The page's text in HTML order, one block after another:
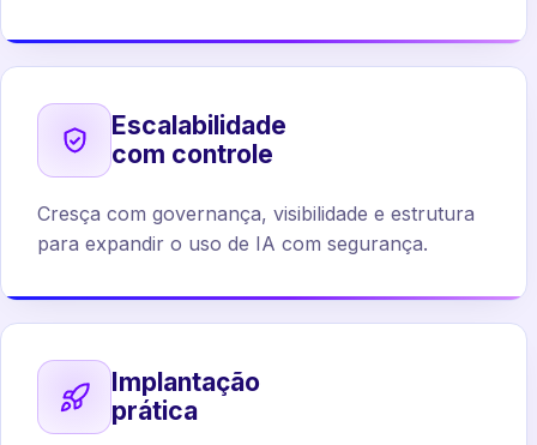
Escalabilidade
com controle
Cresça com governança, visibilidade e estrutura
para expandir o uso de IA com segurança.
Implantação
prática